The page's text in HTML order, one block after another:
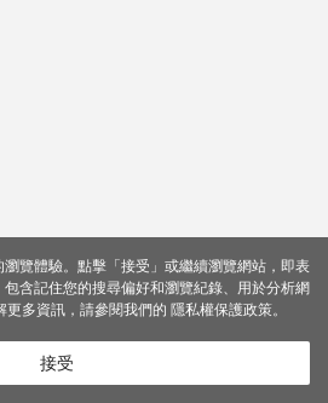
覽體驗。點擊「接受」或繼續瀏覽網站，即表
含記住您的搜尋偏好和瀏覽紀錄、用於分析網
更多資訊，請參閱我們的 隱私權保護政策。
接受